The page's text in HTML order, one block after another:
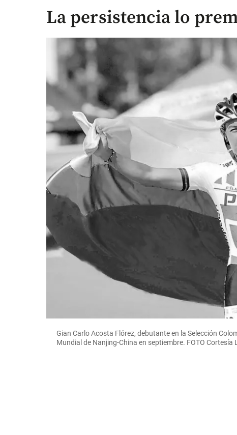
La persistencia lo
Gian Carlo Acosta Flórez, debutante en la Selección
Mundial de Nanjing-China en septiembre. FOTO Cortesía